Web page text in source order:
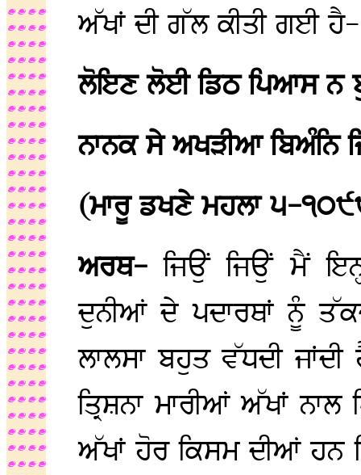
ਅੱਖਾਂ ਦੀ ਗੱਲ ਕੀਤੀ ਗਈ ਹੈ-
ਲੋਇਣ ਲੋਈ ਡਿਠ ਪਿਆਸ ਨ
ਨਾਨਕ ਸੇ ਅਖੜੀਆ ਬਿਅੰਨਿ
(ਮਾਰੂ ਡਖਣੇ ਮਹਲਾ ੫-
ਅਰਥ-ਜਿਉਂ ਜਿਉਂ ਮੈਂ
ਦੁਨੀਆਂ ਦੇ ਪਦਾਰਥਾਂ ਨੂੰ
ਲਾਲਸਾ ਬਹੁਤ ਵੱਧਦੀ
ਤ੍ਰਿਸ਼ਨਾ ਮਾਰੀਆਂ ਅੱਖਾਂ
ਅੱਖਾਂ ਹੋਰ ਕਿਸਮ ਦੀਆਂ ਹਨ